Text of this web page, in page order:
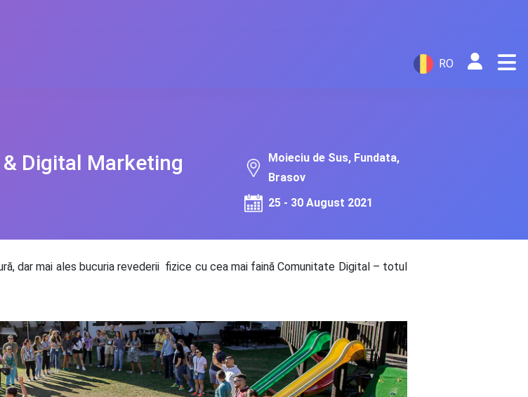
RO
& Digital Marketing
Moieciu de Sus, Fundata,
Brasov
25 - 30 August 2021
dar mai ales bucuria revederii fizice cu cea mai faină Comunitate Digital – totul